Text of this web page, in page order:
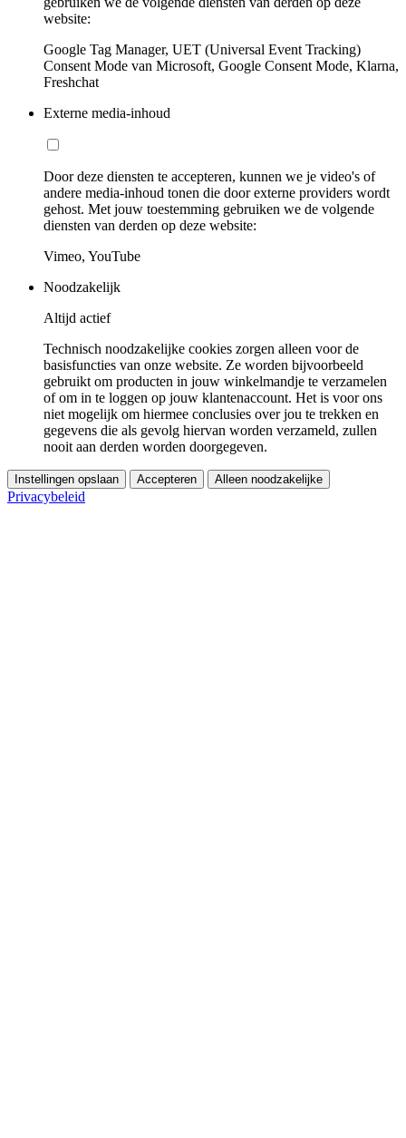
website:
Google Tag Manager, UET (Universal Event Tracking)
Consent Mode van Microsoft, Google Consent Mode, Klarna,
Freshchat
Externe media-inhoud
Door deze diensten te accepteren, kunnen we je video's of
andere media-inhoud tonen die door externe providers wordt
gehost. Met jouw toestemming gebruiken we de volgende
diensten van derden op deze website:
Vimeo, YouTube
Noodzakelijk
Altijd actief
Technisch noodzakelijke cookies zorgen alleen voor de
basisfuncties van onze website. Ze worden bijvoorbeeld
gebruikt om producten in jouw winkelmandje te verzamelen
of om in te loggen op jouw klantenaccount. Het is voor ons
niet mogelijk om hiermee conclusies over jou te trekken en
gegevens die als gevolg hiervan worden verzameld, zullen
nooit aan derden worden doorgegeven.
Instellingen opslaan Accepteren Alleen noodzakelijke
Privacybeleid